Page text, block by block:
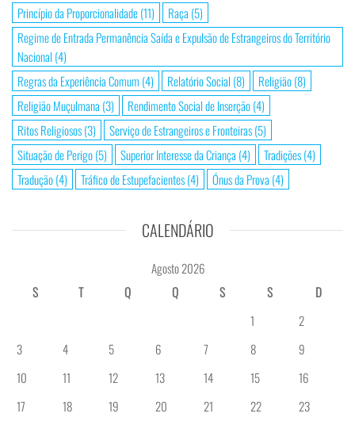
Princípio da Proporcionalidade(11) Raça (5)
Regime de Entrada Permanência Saída e Expulsão de Estrangeiros do Território
Nacional (4)
Regras da Experiência Comum (4) Relatório Social (8) Religião(8)
Religião Muçulmana (3) Rendimento Social de Inserção(4)
Ritos Religiosos(3) Serviço de Estrangeiros e Fronteiras(5)
Situação de Perigo(5) Superior Interesse da Criança (4) Tradições(4)
Tradução(4) Tráfico de Estupefacientes(4) Ónus da Prova (4)
CALENDÁRIO
Agosto 2026
S
T Q Q S S
D
1
2
3
4 5 6 7 8
9
10
11 12 13 14 15
16
17
18 19 20 21 22
23